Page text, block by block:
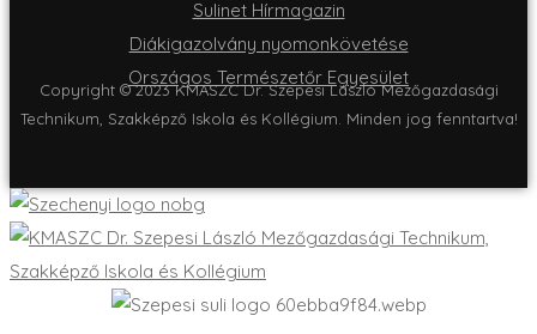
Sulinet Hírmagazin
Diákigazolvány nyomonkövetése
Országos Természetőr Egyesület
Copyright © 2023 KMASZC Dr. Szepesi László Mezőgazdasági
Technikum, Szakképző Iskola és Kollégium. Minden jog fenntartva!